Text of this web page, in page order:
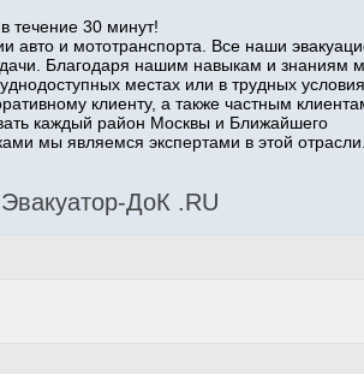
течение 30 минут!
авто и мототранспорта. Все наши
Благодаря нашим навыкам и знаниям
местах или в трудных
клиенту, а также частным
каждый район Москвы и Ближайшего
мы являемся экспертами в этой отрасли.
ДоК .RU